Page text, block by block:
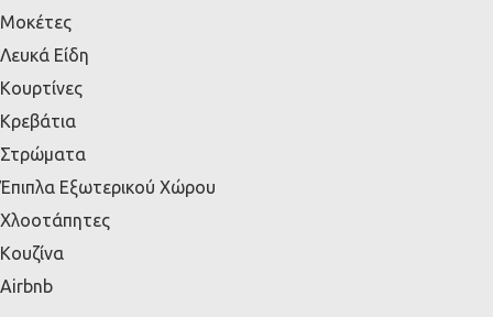
Μοκέτες
Λευκά Είδη
Κουρτίνες
Κρεβάτια
Στρώματα
Έπιπλα Εξωτερικού Χώρου
Χλοοτάπητες
Κουζίνα
Airbnb